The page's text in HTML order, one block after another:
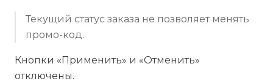
Текущий статус заказа не позволяет менять
промо-код.
Кнопки «Применить» и «Отменить»
отключены.